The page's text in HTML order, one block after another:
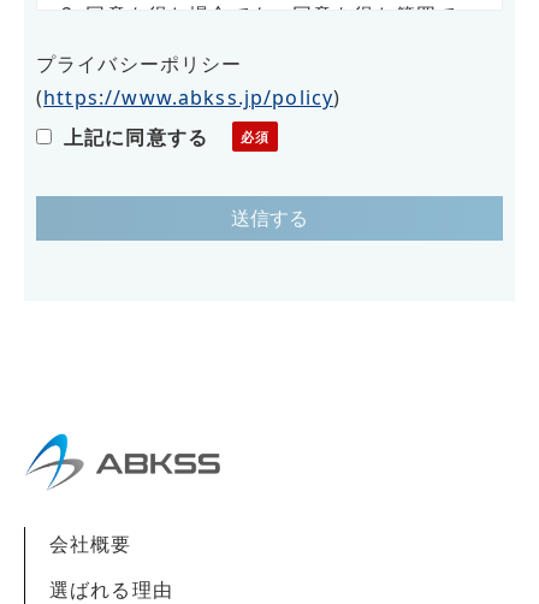
2. 同意を得た場合でも、同意を得た範囲で
3. さらに、収集した個人情報は適正な管理
の下で安全に蓄積・保管します。
なくなる場合がございます。
案
2. 案内資料・請求書等の送付
プライバシーポリシー
(https://www.abkss.jp/policy)
上記に同意する
会社概要
選ばれる理由